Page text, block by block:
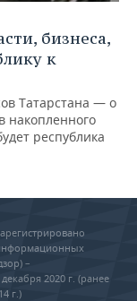
бизнеса,
к
Татарстана — о
накопленного
республика
–
2020 г. (ранее
г.)